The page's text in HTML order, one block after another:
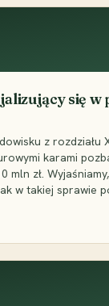
się w
z rozdziału
karami
mln zł.
w takiej sprawie